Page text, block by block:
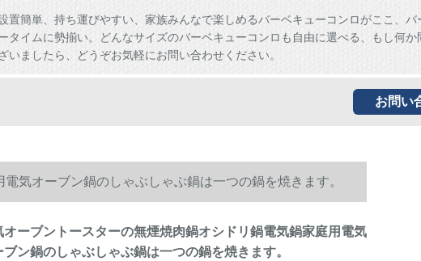
置簡単、持ち運びやすい、家族みんなで楽しめるバーベキューコンロがここ、バ
タイムに勢揃い。どんなサイズのバーベキューコンロも自由に選べる、もし何か
いましたら、どうぞお気軽にお問い合わせください。
お問い
気オーブン鍋のしゃぶしゃぶ鍋は一つの鍋を焼きます。
オーブントースターの無煙焼肉鍋オシドリ鍋電気鍋家庭用電気
ブン鍋のしゃぶしゃぶ鍋は一つの鍋を焼きます。